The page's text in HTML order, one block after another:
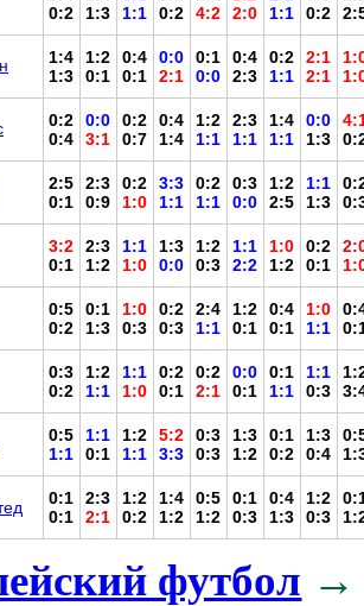
0:2
1:3
1:1
0:2
4:2
2:0
1:1
0:2
1:4
1:3
1:2
0:1
0:4
0:1
0:0
2:1
0:1
0:0
0:4
2:3
0:2
1:1
2:1
2:1
0:2
0:4
0:0
3:1
0:2
0:7
0:4
1:4
1:2
1:1
2:3
1:1
1:4
1:1
0:0
1:3
2:5
0:1
2:3
0:9
0:2
1:0
3:3
1:1
0:2
1:1
0:3
0:0
1:2
2:5
1:1
1:3
3:2
0:1
2:3
1:2
1:1
1:0
1:3
0:0
1:2
0:3
1:1
2:2
1:0
1:2
0:2
0:1
0:5
0:2
0:1
1:3
1:0
0:3
0:2
0:3
2:4
1:1
1:2
0:1
0:4
0:1
1:0
1:1
0:3
0:2
1:2
1:1
1:1
1:0
0:2
0:1
0:2
2:1
0:0
0:1
0:1
1:1
1:1
0:3
0:5
1:1
1:1
0:1
1:2
1:1
5:2
3:3
0:3
0:3
1:3
1:2
0:1
0:2
1:3
0:4
0:1
0:1
2:3
2:1
1:2
0:2
1:4
1:2
0:5
1:2
0:1
0:3
0:4
1:3
1:2
0:3
футбол →